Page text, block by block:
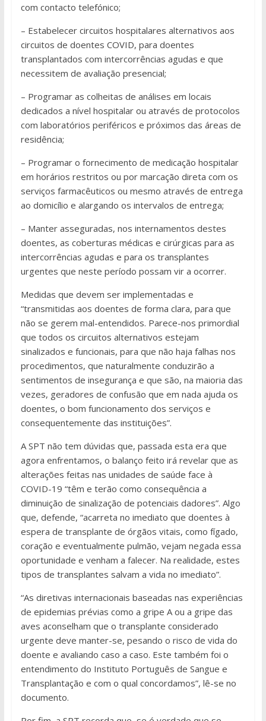
com contacto telefónico;
– Estabelecer circuitos hospitalares alternativos aos
circuitos de doentes COVID, para doentes
transplantados com intercorrências agudas e que
necessitem de avaliação presencial;
– Programar as colheitas de análises em locais
dedicados a nível hospitalar ou através de protocolos
com laboratórios periféricos e próximos das áreas de
residência;
– Programar o fornecimento de medicação hospitalar
em horários restritos ou por marcação direta com os
serviços farmacêuticos ou mesmo através de entrega
ao domicílio e alargando os intervalos de entrega;
– Manter asseguradas, nos internamentos destes
doentes, as coberturas médicas e cirúrgicas para as
intercorrências agudas e para os transplantes
urgentes que neste período possam vir a ocorrer.
Medidas que devem ser implementadas e
“transmitidas aos doentes de forma clara, para que
não se gerem mal-entendidos. Parece-nos primordial
que todos os circuitos alternativos estejam
sinalizados e funcionais, para que não haja falhas nos
procedimentos, que naturalmente conduzirão a
sentimentos de insegurança e que são, na maioria das
vezes, geradores de confusão que em nada ajuda os
doentes, o bom funcionamento dos serviços e
consequentemente das instituições”.
A SPT não tem dúvidas que, passada esta era que
agora enfrentamos, o balanço feito irá revelar que as
alterações feitas nas unidades de saúde face à
COVID-19 “têm e terão como consequência a
diminuição de sinalização de potenciais dadores”. Algo
que, defende, “acarreta no imediato que doentes à
espera de transplante de órgãos vitais, como fígado,
coração e eventualmente pulmão, vejam negada essa
oportunidade e venham a falecer. Na realidade, estes
tipos de transplantes salvam a vida no imediato”.
“As diretivas internacionais baseadas nas experiências
de epidemias prévias como a gripe A ou a gripe das
aves aconselham que o transplante considerado
urgente deve manter-se, pesando o risco de vida do
doente e avaliando caso a caso. Este também foi o
entendimento do Instituto Português de Sangue e
Transplantação e com o qual concordamos”, lê-se no
documento.